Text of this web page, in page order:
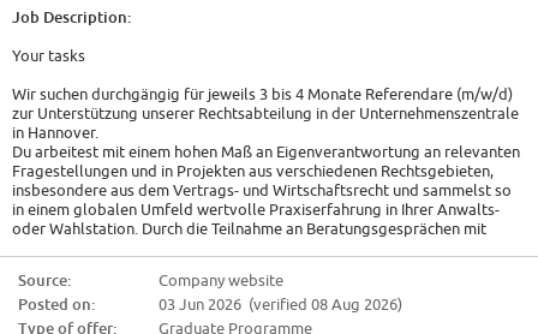
Job Description:
Your tasks
Wir suchen durchgängig für jeweils 3 bis 4 Monate Referendare (m/w/d)
zur Unterstützung unserer Rechtsabteilung in der Unternehmenszentrale
in Hannover.
Du arbeitest mit einem hohen Maß an Eigenverantwortung an relevanten
Fragestellungen und in Projekten aus verschiedenen Rechtsgebieten,
insbesondere aus dem Vertrags- und Wirtschaftsrecht und sammelst so
in einem globalen Umfeld wertvolle Praxiserfahrung in Ihrer Anwalts-
oder Wahlstation. Durch die Teilnahme an Beratungsgesprächen mit
eines weltweit agierenden DAX-Konzerns und bist Teil eines engagierten
internationalen Teams.
Zu deinen Aufgaben gehören insbesondere:
Source:
Company website
Posted on:
03 Jun 2026 (verified 08 Aug 2026)
Type of offer:
Graduate Programme